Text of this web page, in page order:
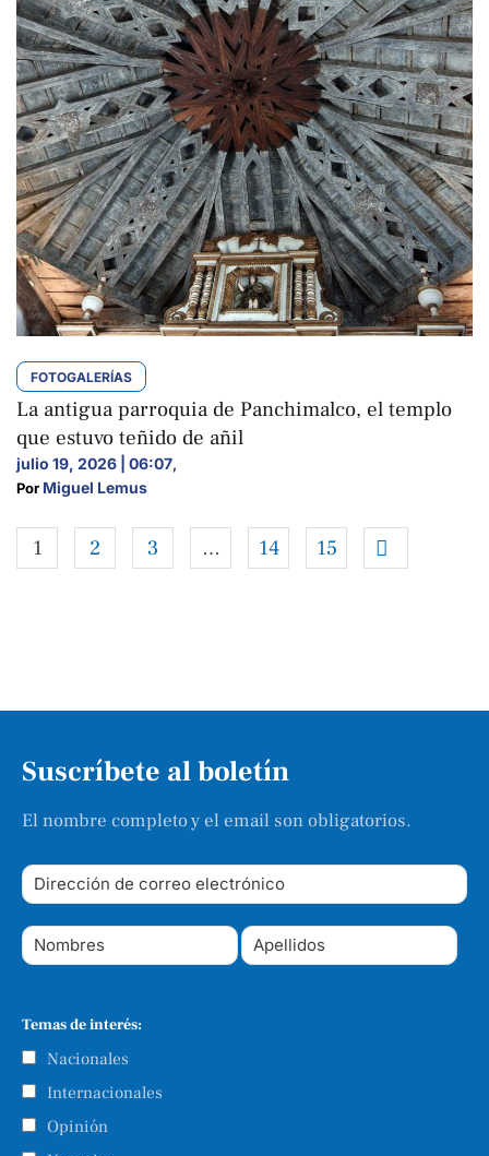
FOTOGALERÍAS
La antigua parroquia de Panchimalco, el templo
que estuvo teñido de añil
julio 19, 2026 | 06:07,
Por Miguel Lemus
1 2 3 … 14 15
Suscríbete al boletín
El nombre completo y el email son obligatorios.
Temas de interés:
Nacionales
Internacionales
Opinión